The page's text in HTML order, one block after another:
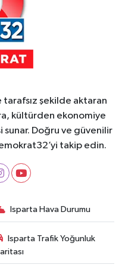
tarafsız şekilde aktaran
kültürden ekonomiye
Doğru ve güvenilir
takip edin.
Isparta Hava Durumu
Isparta Trafik Yoğunluk